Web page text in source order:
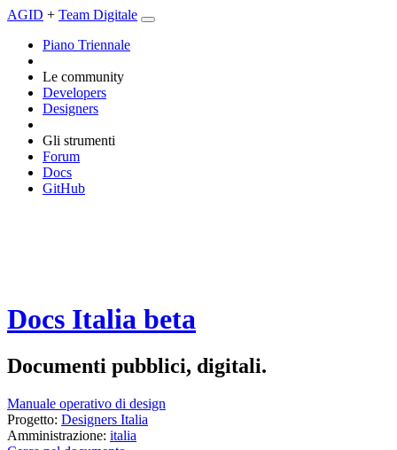
AGID + Team Digitale
Piano Triennale
Le community
Developers
Designers
Gli strumenti
Forum
Docs
GitHub
Docs Italia beta
Documenti pubblici, digitali.
Manuale operativo di design
Progetto: Designers Italia
Amministrazione: italia